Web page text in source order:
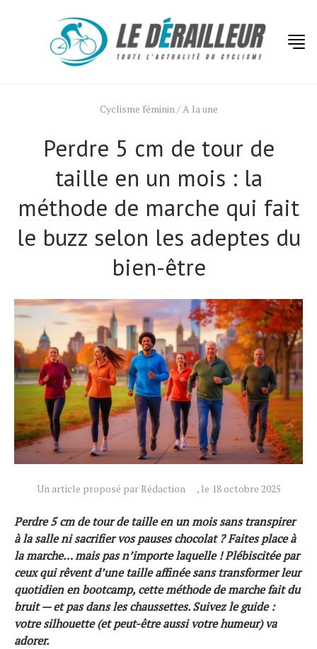
Cyclisme féminin/A la une
Perdre 5 cm de tour de
taille en un mois : la
méthode de marche qui fait
le buzz selon les adeptes du
bien-être
Un article proposé par Rédaction , le 18 octobre 2025
Perdre 5 cm de tour de taille en un mois sans transpirer
à la salle ni sacrifier vos pauses chocolat ? Faites place à
la marche… mais pas n’importe laquelle ! Plébiscitée par
ceux qui rêvent d’une taille affinée sans transformer leur
quotidien en bootcamp, cette méthode de marche fait du
bruit — et pas dans les chaussettes. Suivez le guide :
votre silhouette (et peut-être aussi votre humeur) va
adorer.
Actualités
Technologies
Tests de produits
Conseils